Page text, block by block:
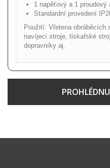
1 napěťový a 1 proudový
Standardní provedení
Použití: Vřetena obráběcích
navíjecí stroje, tiskařské
dopravníky aj.